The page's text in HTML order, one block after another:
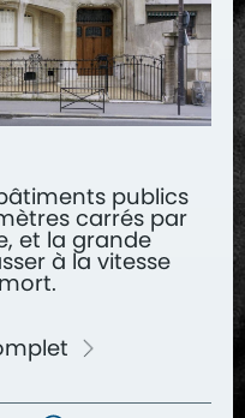
publics
carrés par
et la grande
à la vitesse